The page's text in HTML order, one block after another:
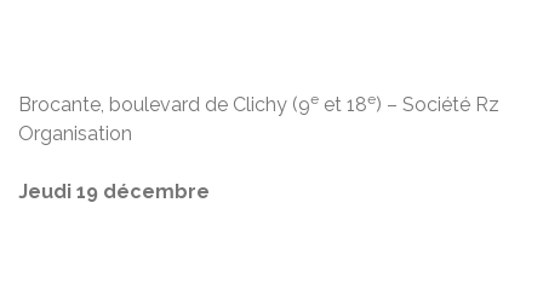
Brocante, boulevard de Clichy (9e et 18e) – Société Rz
Organisation
Jeudi 19 décembre